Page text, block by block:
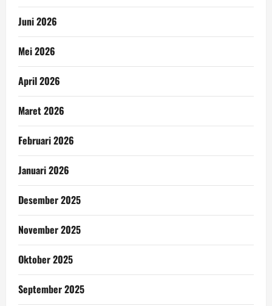
Juni 2026
Mei 2026
April 2026
Maret 2026
Februari 2026
Januari 2026
Desember 2025
November 2025
Oktober 2025
September 2025